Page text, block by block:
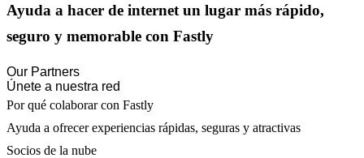
Ayuda a hacer de internet un lugar más rápido,
seguro y memorable con Fastly
Our Partners
Únete a nuestra red
Por qué colaborar con Fastly
Ayuda a ofrecer experiencias rápidas, seguras y atractivas
Socios de la nube